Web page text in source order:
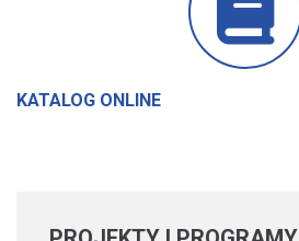
KATALOG ONLINE